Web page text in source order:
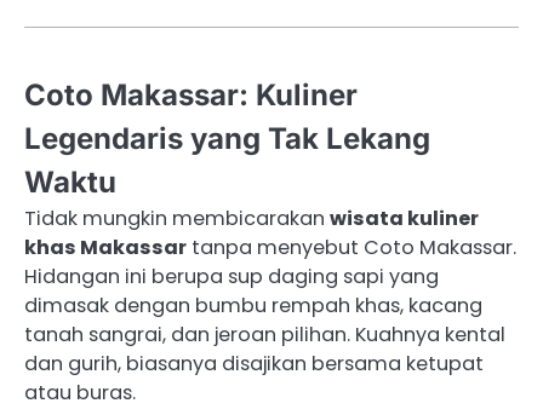
Coto Makassar: Kuliner
Legendaris yang Tak Lekang
Waktu
Tidak mungkin membicarakan wisata kuliner
khas Makassar tanpa menyebut Coto Makassar.
Hidangan ini berupa sup daging sapi yang
dimasak dengan bumbu rempah khas, kacang
tanah sangrai, dan jeroan pilihan. Kuahnya kental
dan gurih, biasanya disajikan bersama ketupat
atau buras.